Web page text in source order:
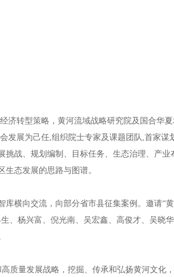
济转型策略，黄河流域战略研究院及国合华夏
发展为己任,组织院士专家及课题团队,首家谋
战、规划编制、目标任务、生态治理、产业
态发展的思路与图谱。
横向交流，向部分省市县征集案例。邀请“
、杨兴富、倪光南、吴宏鑫、高俊才、吴晓
质量发展战略，挖掘、传承和弘扬黄河文化